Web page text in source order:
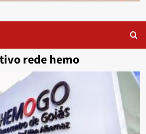
rede hemo